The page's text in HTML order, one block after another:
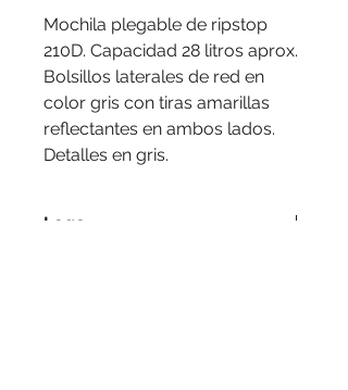
Mochila plegable de ripstop
210D. Capacidad 28 litros aprox.
Bolsillos laterales de red en
color gris con tiras amarillas
reflectantes en ambos lados.
Detalles en gris.
Logo